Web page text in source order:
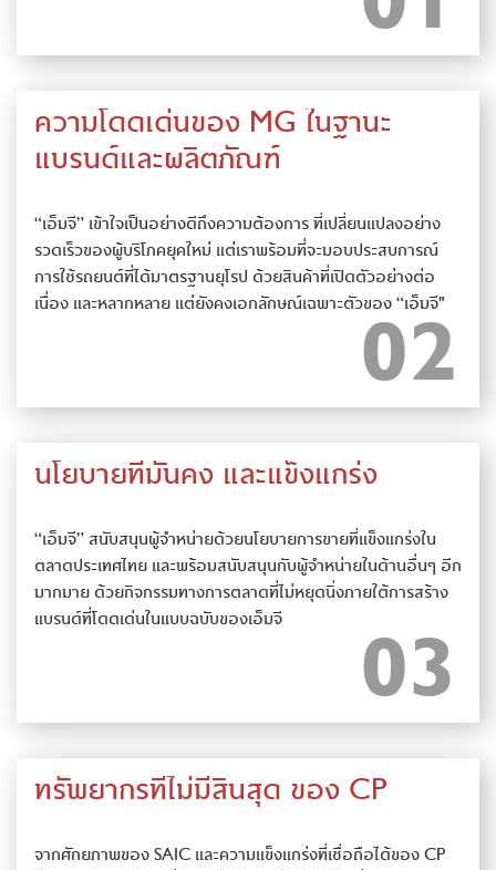
ความโดดเด่นของ MG ในฐานะ
แบรนด์และผลิตภัณฑ์
“เอ็มจี” เข้าใจเป็นอย่างดีถึงความต้องการ ที่เปลี่ยนแปลงอย่าง
รวดเร็วของผู้บริโภคยุคใหม่ แต่เราพร้อมที่จะมอบประสบการณ์
การใช้รถยนต์ที่ได้มาตรฐานยุโรป ด้วยสินค้าที่เปิดตัวอย่างต่อ
เนื่อง และหลากหลาย แต่ยังคงเอกลักษณ์เฉพาะตัวของ “เอ็มจี"
นโยบายที่มั่นคง และแข็งแกร่ง
“เอ็มจี” สนับสนุนผู้จำหน่ายด้วยนโยบายการขายที่แข็งแกร่งใน
ตลาดประเทศไทย และพร้อมสนับสนุนกับผู้จำหน่ายในด้านอื่นๆ อีก
มากมาย ด้วยกิจกรรมทางการตลาดที่ไม่หยุดนิ่งภายใต้การสร้าง
แบรนด์ที่โดดเด่นในแบบฉบับของเอ็มจี
ทรัพยากรที่ไม่มีสิ้นสุด ของ CP
จากศักยภาพของ SAIC และความแข็งแกร่งที่เชื่อถือได้ของ CP